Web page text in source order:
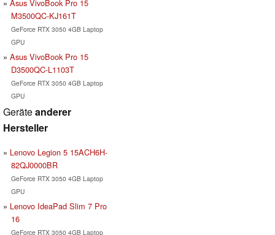
Asus VivoBook Pro 15
M3500QC-KJ161T
GeForce RTX 3050 4GB Laptop
GPU
Asus VivoBook Pro 15
D3500QC-L1103T
GeForce RTX 3050 4GB Laptop
GPU
Geräteanderer
Hersteller
Lenovo Legion 5 15ACH6H-
82QJ0000BR
GeForce RTX 3050 4GB Laptop
GPU
Lenovo IdeaPad Slim 7 Pro
16
GeForce RTX 3050 4GB Laptop